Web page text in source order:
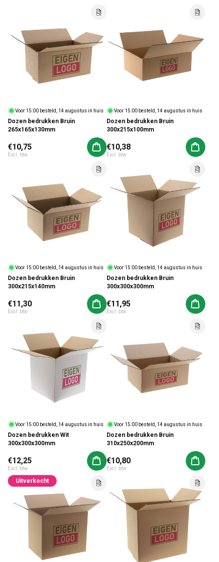
Voor 15:00 besteld, 14 augustus in huis
Dozen bedrukken Bruin
265x165x130mm
Normale prijs
€10,75
Excl. btw
Aan winkelwagen toevoegen
Voor 15:00 besteld, 14 augustus in huis
Dozen bedrukken Bruin
300x215x100mm
Normale prijs
€10,38
Excl. btw
Aan
Voor 15:00 besteld, 14 augustus in huis
Dozen bedrukken Bruin
300x215x140mm
Normale prijs
€11,30
Excl. btw
Aan winkelwagen toevoegen
Voor 15:00 besteld, 14 augustus in huis
Dozen bedrukken Bruin
300x300x300mm
Normale prijs
€11,95
Excl. btw
Aan
Voor 15:00 besteld, 14 augustus in huis
Dozen bedrukken Wit
300x300x300mm
Normale prijs
€12,25
Excl. btw
Aan winkelwagen toevoegen
Voor 15:00 besteld, 14 augustus in huis
Dozen bedrukken Bruin
310x250x200mm
Normale prijs
€10,80
Excl. btw
Aan
Uitverkocht